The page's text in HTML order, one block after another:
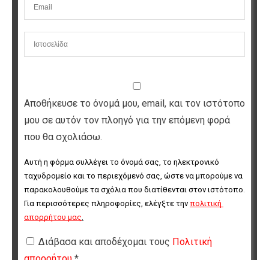
Αποθήκευσε το όνομά μου, email, και τον ιστότοπο
μου σε αυτόν τον πλοηγό για την επόμενη φορά
που θα σχολιάσω.
Αυτή η φόρμα συλλέγει το όνομά σας, το ηλεκτρονικό
ταχυδρομείο και το περιεχόμενό σας, ώστε να μπορούμε να
παρακολουθούμε τα σχόλια που διατίθενται στον ιστότοπο.
Για περισσότερες πληροφορίες, ελέγξτε την πολιτική
απορρήτου μας.
Διάβασα και αποδέχομαι τους Πολιτική